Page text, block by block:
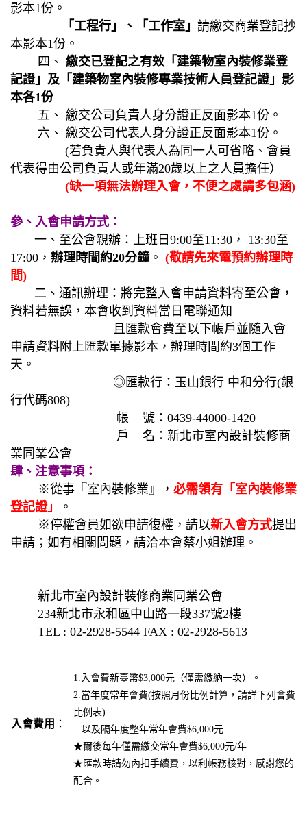
影本1份。
「工程行」、「工作室」 請繳交商業登記抄
本影本1份。
四、 繳交已登記之有效「建築物室內裝修業登
記證」及「建築物室內裝修專業技術人員登記證」影
本各1份
五、 繳交公司負責人身分證正反面影本1份。
六、 繳交公司代表人身分證正反面影本1份。
(若負責人與代表人為同一人可省略、會員
代表得由公司負責人或年滿20歲以上之人員擔任）
(缺一項無法辦理入會，不便之處請多包涵)
參、入會申請方式：
一、至公會親辦：上班日9:00至11:30， 13:30至
17:00， 辦理時間約20分鐘。 (敬請先來電預約辦理時
間)
二、通訊辦理：將完整入會申請資料寄至公會，
資料若無誤，本會收到資料當日電聯通知
且匯款會費至以下帳戶並隨入會
申請資料附上匯款單據影本，辦理時間約3個工作
天。
◎匯款行：玉山銀行 中和分行(銀
行代碼808)
帳 號：0439-44000-1420
戶 名：新北市室內設計裝修商
業同業公會
肆、注意事項：
※從事『室內裝修業』， 必需領有「室內裝修業
登記證」
。
※停權會員如欲申請復權，請以新入會方式提出
申請；如有相關問題，請洽本會蔡小姐辦理。
新北市室內設計裝修商業同業公會
234新北市永和區中山路一段337號2樓
TEL : 02-2928-5544 FAX : 02-2928-5613
入會費用 ：
1.入會費新臺幣$3,000元（僅需繳納一次）。
2.當年度常年會費(按照月份比例計算，請詳下列會費
比例表)
以及隔年度整年常年會費$6,000元
★爾後每年僅需繳交常年會費$6,000元/年
★匯款時請勿內扣手續費，以利帳務核對，感謝您的
配合。